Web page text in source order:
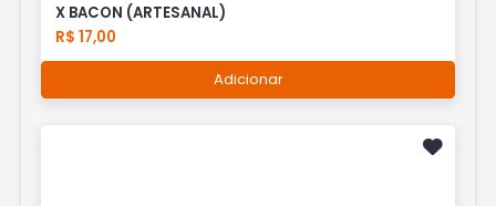
X BACON (ARTESANAL)
R$ 17,00
Adicionar